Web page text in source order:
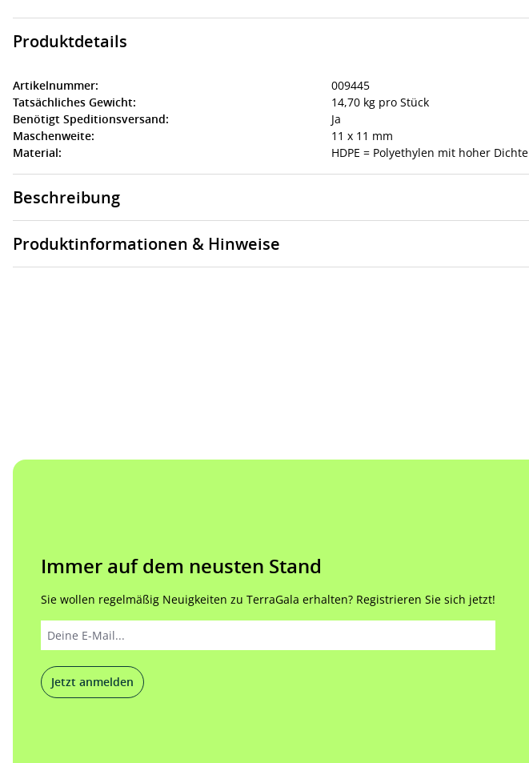
Produktdetails
Artikelnummer:
009445
Tatsächliches Gewicht:
14,70 kg pro Stück
Benötigt Speditionsversand:
Ja
Maschenweite:
11 x 11 mm
Material:
HDPE = Polyethylen mit hoher Dichte
Beschreibung
Produktinformationen & Hinweise
Immer auf dem neusten Stand
Sie wollen regelmäßig Neuigkeiten zu TerraGala erhalten? Registrieren Sie sich jetzt!
Jetzt anmelden